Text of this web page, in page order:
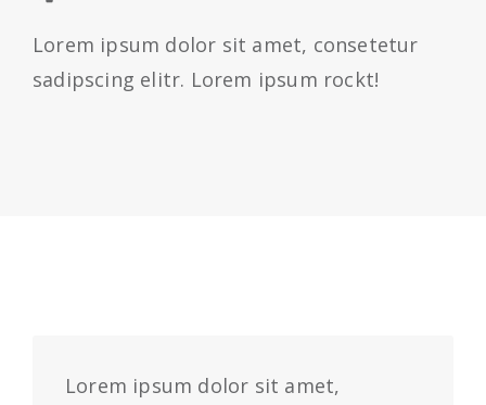
Lorem ipsum dolor sit amet, consetetur
sadipscing elitr. Lorem ipsum rockt!
Lorem ipsum dolor sit amet,